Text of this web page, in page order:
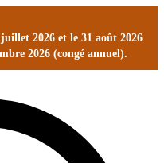
2026 et le 31 août 2026
2026 (congé annuel).